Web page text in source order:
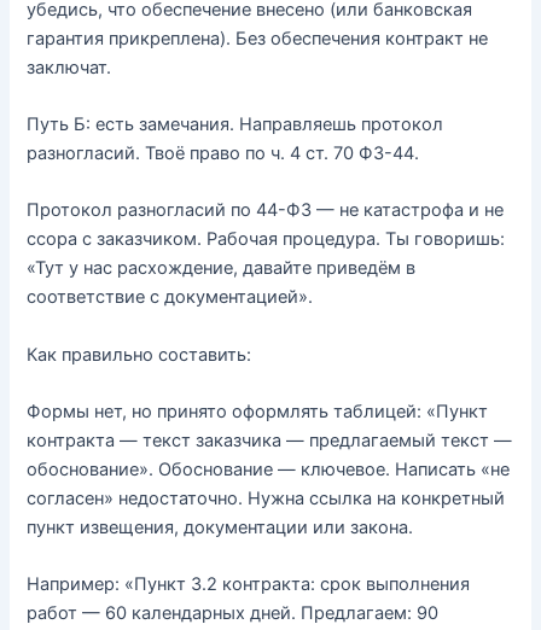
убедись, что обеспечение внесено (или банковская
гарантия прикреплена). Без обеспечения контракт не
заключат.
Путь Б: есть замечания. Направляешь протокол
разногласий. Твоё право по ч. 4 ст. 70 ФЗ-44.
Протокол разногласий по 44-ФЗ — не катастрофа и не
ссора с заказчиком. Рабочая процедура. Ты говоришь:
«Тут у нас расхождение, давайте приведём в
соответствие с документацией».
Как правильно составить:
Формы нет, но принято оформлять таблицей: «Пункт
контракта — текст заказчика — предлагаемый текст —
обоснование». Обоснование — ключевое. Написать «не
согласен» недостаточно. Нужна ссылка на конкретный
пункт извещения, документации или закона.
Например: «Пункт 3.2 контракта: срок выполнения
работ — 60 календарных дней. Предлагаем: 90